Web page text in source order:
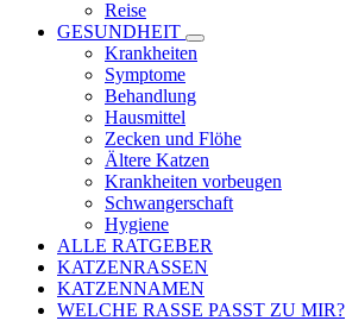
Reise
GESUNDHEIT
Krankheiten
Symptome
Behandlung
Hausmittel
Zecken und Flöhe
Ältere Katzen
Krankheiten vorbeugen
Schwangerschaft
Hygiene
ALLE RATGEBER
KATZENRASSEN
KATZENNAMEN
WELCHE RASSE PASST ZU MIR?